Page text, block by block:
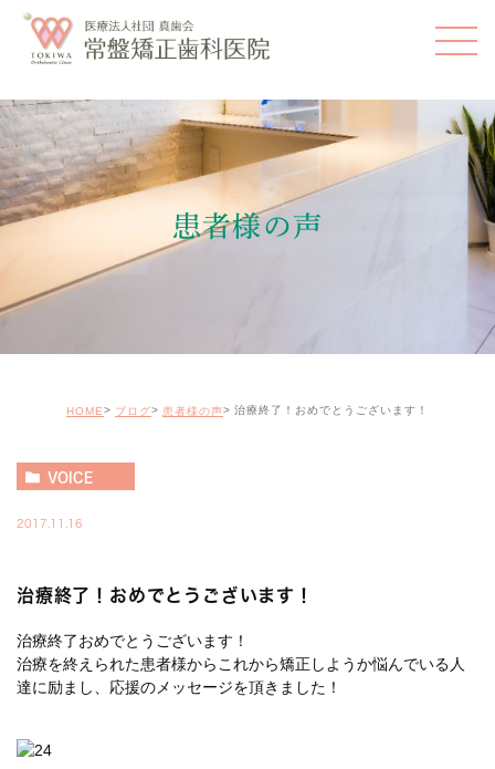
患者様の声
HOME ブログ 患者様の声 治療終了！おめでとうございます！
VOICE
2017.11.16
治療終了！おめでとうございます！
治療終了おめでとうございます！
治療を終えられた患者様からこれから矯正しようか悩んでいる人
達に励まし、応援のメッセージを頂きました！